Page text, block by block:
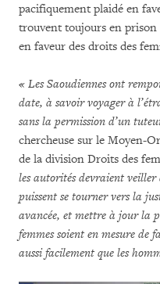
pacifiquement plaidé en
trouvent toujours en prison
en faveur des droits des
« Les Saoudiennes ont
date, à savoir voyager à
sans la permission d’un
chercheuse sur le Moyen-
de la division Droits des
les autorités devraient veiller
puissent se tourner vers la
avancée, et mettre à jour la
femmes soient en mesure de
aussi facilement que les